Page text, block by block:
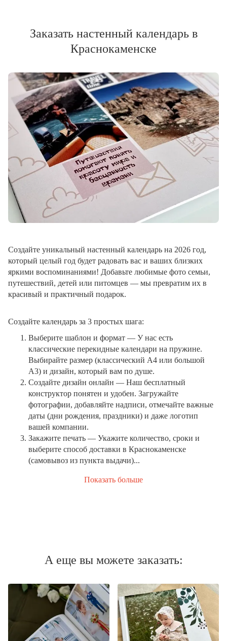
Заказать настенный календарь в
Краснокаменске
Создайте уникальный настенный календарь на 2026 год,
который целый год будет радовать вас и ваших близких
яркими воспоминаниями! Добавьте любимые фото семьи,
путешествий, детей или питомцев — мы превратим их в
красивый и практичный подарок.
Создайте календарь за 3 простых шага:
Выберите шаблон и формат — У нас есть
классические перекидные календари на пружине.
Выбирайте размер (классический A4 или большой
A3) и дизайн, который вам по душе.
Создайте дизайн онлайн — Наш бесплатный
конструктор понятен и удобен. Загружайте
фотографии, добавляйте надписи, отмечайте важные
даты (дни рождения, праздники) и даже логотип
вашей компании.
Закажите печать — Укажите количество, сроки и
выберите способ доставки в Краснокаменске
(самовывоз из пункта выдачи)...
Показать больше
А еще вы можете заказать: